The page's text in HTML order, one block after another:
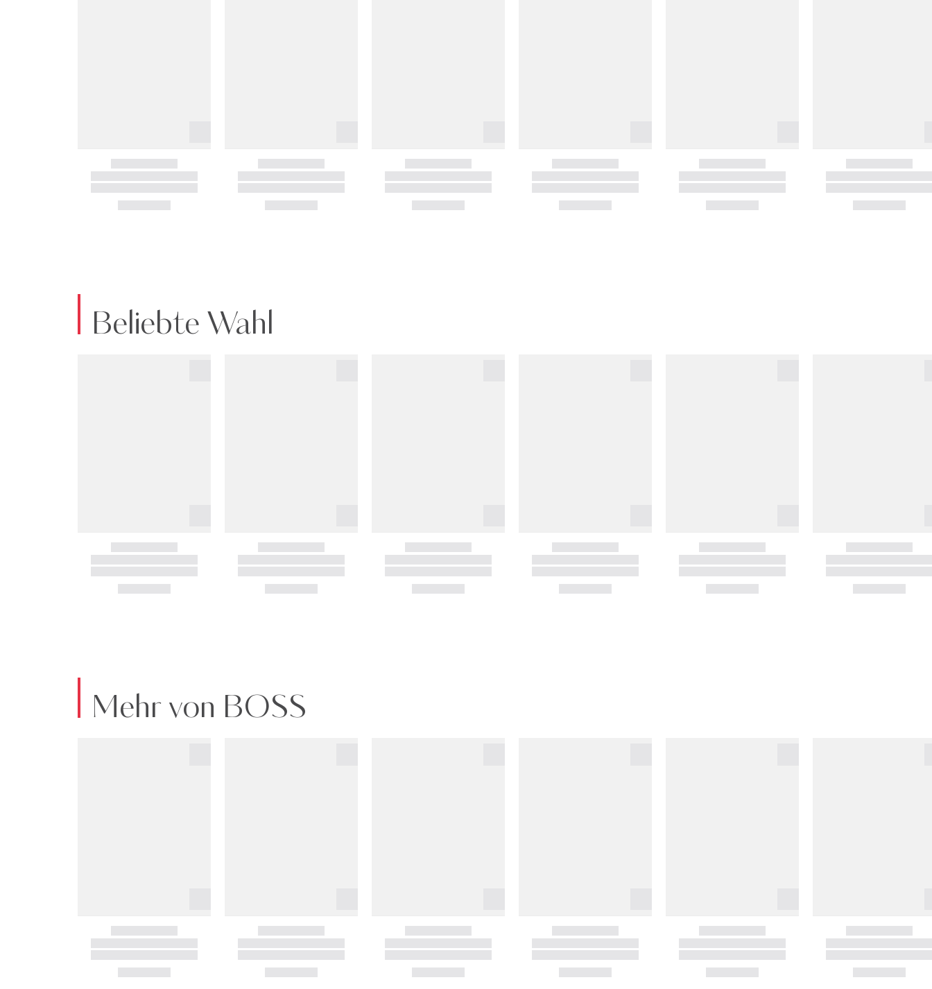
Beliebte Wahl
Mehr von BOSS